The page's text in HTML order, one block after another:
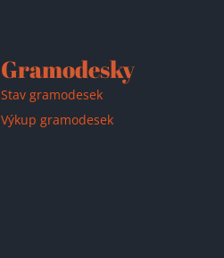
Gramodesky
Stav gramodesek
Výkup gramodesek